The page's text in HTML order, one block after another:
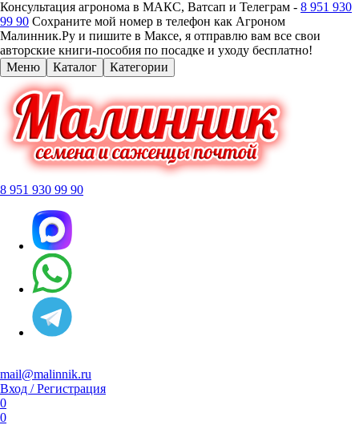
Консультация агронома в МАКС, Ватсап и Телеграм - 8 951 930
99 90 Сохраните мой номер в телефон как Агроном
Малинник.Ру и пишите в Максе, я отправлю вам все свои
авторские книги-пособия по посадке и уходу бесплатно!
Меню
Каталог Категории
8 951 930 99 90
mail@malinnik.ru
Вход / Регистрация
0
0